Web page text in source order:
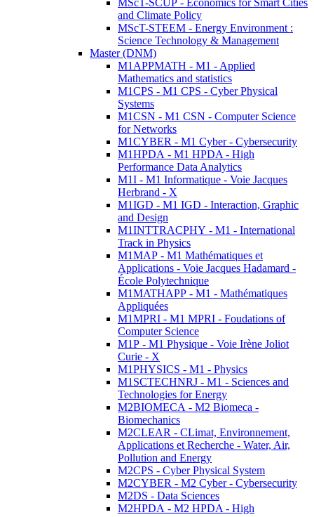
MScT-SCUP - Economics for Smart Cities
and Climate Policy
MScT-STEEM - Energy Environment :
Science Technology & Management
Master (DNM)
M1APPMATH - M1 - Applied
Mathematics and statistics
M1CPS - M1 CPS - Cyber Physical
Systems
M1CSN - M1 CSN - Computer Science
for Networks
M1CYBER - M1 Cyber - Cybersecurity
M1HPDA - M1 HPDA - High
Performance Data Analytics
M1I - M1 Informatique - Voie Jacques
Herbrand - X
M1IGD - M1 IGD - Interaction, Graphic
and Design
M1INTTRACPHY - M1 - International
Track in Physics
M1MAP - M1 Mathématiques et
Applications - Voie Jacques Hadamard -
École Polytechnique
M1MATHAPP - M1 - Mathématiques
Appliquées
M1MPRI - M1 MPRI - Foudations of
Computer Science
M1P - M1 Physique - Voie Irène Joliot
Curie - X
M1PHYSICS - M1 - Physics
M1SCTECHNRJ - M1 - Sciences and
Technologies for Energy
M2BIOMECA - M2 Biomeca -
Biomechanics
M2CLEAR - CLimat, Environnement,
Applications et Recherche - Water, Air,
Pollution and Energy
M2CPS - Cyber Physical System
M2CYBER - M2 Cyber - Cybersecurity
M2DS - Data Sciences
M2HPDA - M2 HPDA - High